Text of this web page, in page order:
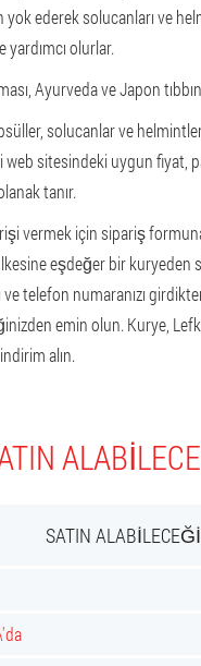
yok ederek solucanları ve
olurlar.
Ayurveda ve Japon
solucanlar ve
web sitesindeki uygun fiyat,
tanır.
vermek için sipariş formuna
eşdeğer bir
ve telefon numaranızı
emin olun. Kurye,
alın.
SATIN